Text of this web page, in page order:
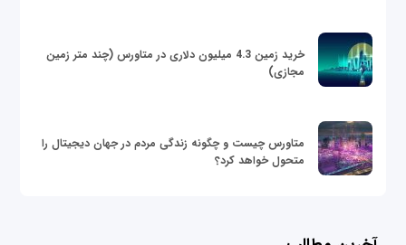
خرید زمین 4.3 میلیون دلاری در متاورس (چند متر زمین
مجازی)
متاورس چیست و چگونه زندگی مردم در جهان دیجیتال را
متحول خواهد کرد؟